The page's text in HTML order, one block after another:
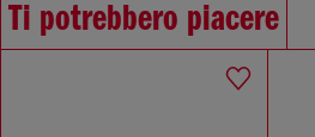
Ti potrebbero piacere